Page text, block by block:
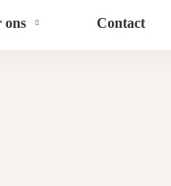
ons Contact